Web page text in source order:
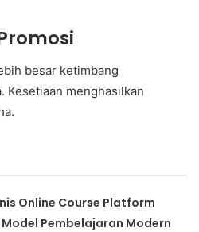
besar ketimbang
Kesetiaan menghasilkan
Online Course Platform
Pembelajaran Modern